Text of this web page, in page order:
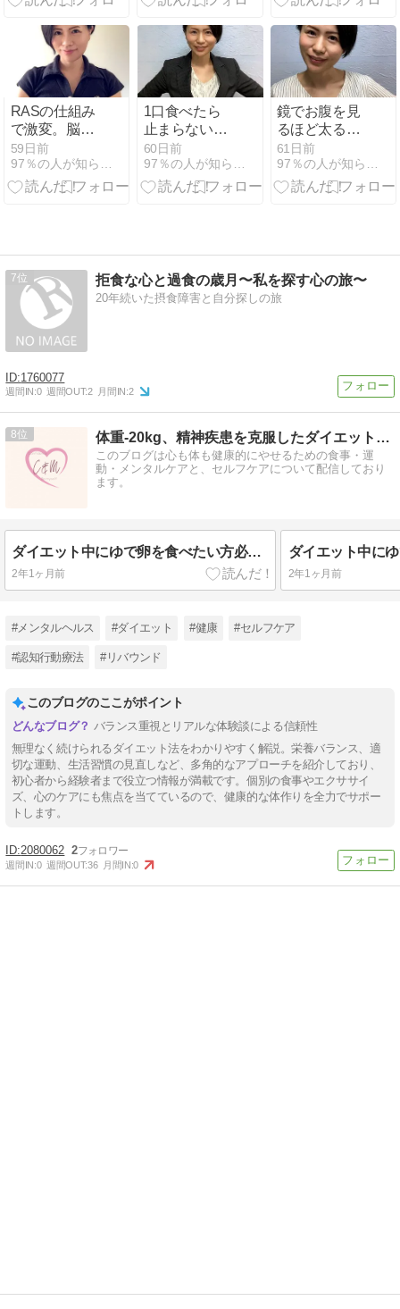
あや）
RASの仕組み
で激変。脳科
学が教える”勝
手に痩せる”情
報の集め方
59日前
1口食べたら
止まらない？
脳科学が証明
した「どうに
でもなれ効
60日前
鏡でお腹を見
るほど太る？
脳科学が明か
す”気にしす
ぎ”が代謝を下
61日前
7 拒食な心と過食の歳月〜私を探す心の旅〜
20年続いた摂食障害と自分探しの旅
1760077
週間IN:0 週間OUT:2 月間IN:2
8 体重-20kg、精神疾患を克服したダイエットとセルフケア術
このブログは心も体も健康的にやせるための食事・運
動・メンタルケアと、セルフケアについて配信しており
ます。
ダイエット中にゆで卵を食べたい方必見！ゆで卵を食べるメリットや栄養成分、食べるタイミング、ゆで卵レシピを徹底解説！
2年1ヶ月前 2年1ヶ月前
#メンタルヘルス #ダイエット #健康 #セルフケア
#認知行動療法 #リバウンド
このブログのここがポイント
バランス重視とリアルな体験談による信頼性
無理なく続けられるダイエット法をわかりやすく解説。栄養バランス、適
切な運動、生活習慣の見直しなど、多角的なアプローチを紹介しており、
初心者から経験者まで役立つ情報が満載です。個別の食事やエクササイ
ズ、心のケアにも焦点を当てているので、健康的な体作りを全力でサポー
トします。
2080062 2
週間IN:0 週間OUT:36 月間IN:0